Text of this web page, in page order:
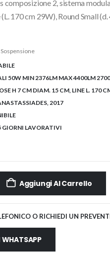
è:
1.755,00€.
composizione 2, sistema
170 cm 29W), Round Small
Sospensione
50W MIN 2376LM MAX 4400LM
H 7 CM DIAM. 15 CM, LINE L. 170
2017
GIORNI LAVORATIVI
Aggiungi Al Carrello
O RICHIEDI UN